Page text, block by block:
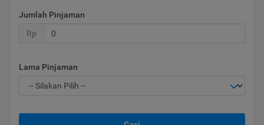
Jumlah Pinjaman
Rp
Lama Pinjaman